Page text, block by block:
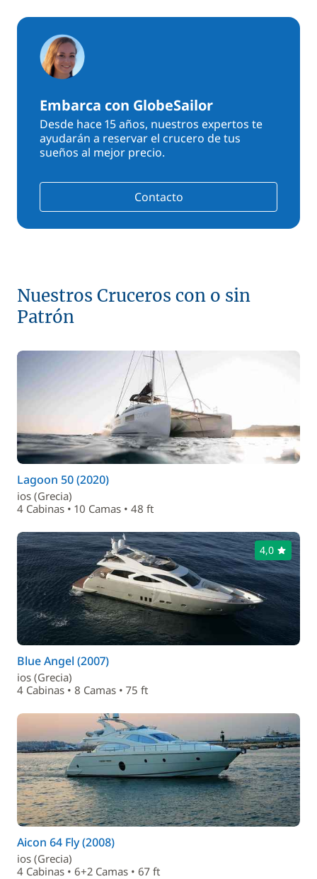
Embarca con GlobeSailor
Desde hace 15 años, nuestros expertos te
ayudarán a reservar el crucero de tus
sueños al mejor precio.
Contacto
Nuestros Cruceros con o sin
Patrón
Lagoon 50 (2020)
ios (Grecia)
4 Cabinas • 10 Camas • 48 ft
4,0
Blue Angel (2007)
ios (Grecia)
4 Cabinas • 8 Camas • 75 ft
Aicon 64 Fly (2008)
ios (Grecia)
4 Cabinas • 6+2 Camas • 67 ft